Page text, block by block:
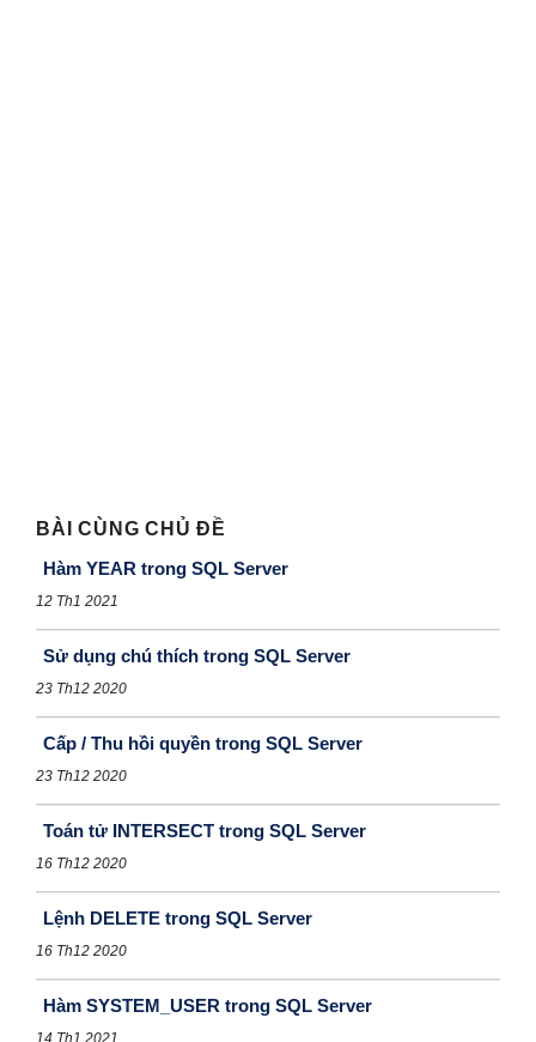
BÀI CÙNG CHỦ ĐỀ
Hàm YEAR trong SQL Server
12 Th1 2021
Sử dụng chú thích trong SQL Server
23 Th12 2020
Cấp / Thu hồi quyền trong SQL Server
23 Th12 2020
Toán tử INTERSECT trong SQL Server
16 Th12 2020
Lệnh DELETE trong SQL Server
16 Th12 2020
Hàm SYSTEM_USER trong SQL Server
14 Th1 2021